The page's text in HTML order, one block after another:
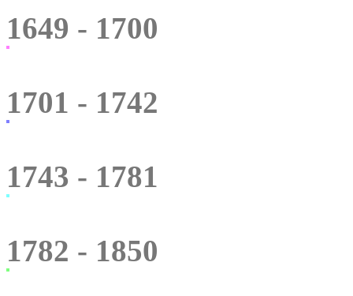
1649 - 1700
1701 - 1742
1743 - 1781
1782 - 1850